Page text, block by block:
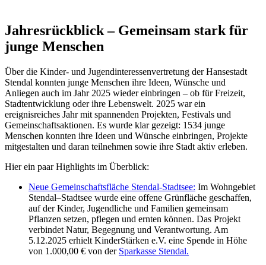
Jahresrückblick – Gemeinsam stark für
junge Menschen
Über die Kinder- und Jugendinteressenvertretung der Hansestadt
Stendal konnten junge Menschen ihre Ideen, Wünsche und
Anliegen auch im Jahr 2025 wieder einbringen – ob für Freizeit,
Stadtentwicklung oder ihre Lebenswelt. 2025 war ein
ereignisreiches Jahr mit spannenden Projekten, Festivals und
Gemeinschaftsaktionen. Es wurde klar gezeigt: 1534 junge
Menschen konnten ihre Ideen und Wünsche einbringen, Projekte
mitgestalten und daran teilnehmen sowie ihre Stadt aktiv erleben.
Hier ein paar Highlights im Überblick:
Neue Gemeinschaftsfläche Stendal-Stadtsee: Im Wohngebiet
Stendal–Stadtsee wurde eine offene Grünfläche geschaffen,
auf der Kinder, Jugendliche und Familien gemeinsam
Pflanzen setzen, pflegen und ernten können. Das Projekt
verbindet Natur, Begegnung und Verantwortung. Am
5.12.2025 erhielt KinderStärken e.V. eine Spende in Höhe
von 1.000,00 € von der Sparkasse Stendal.